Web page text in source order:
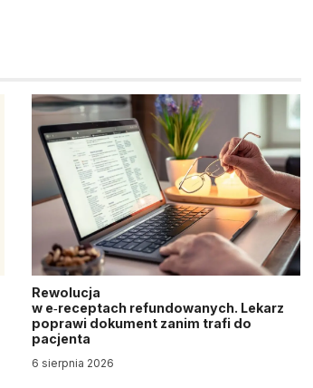
Rewolucja
w e‑receptach refundowanych. Lekarz
poprawi dokument zanim trafi do
pacjenta
6 sierpnia 2026